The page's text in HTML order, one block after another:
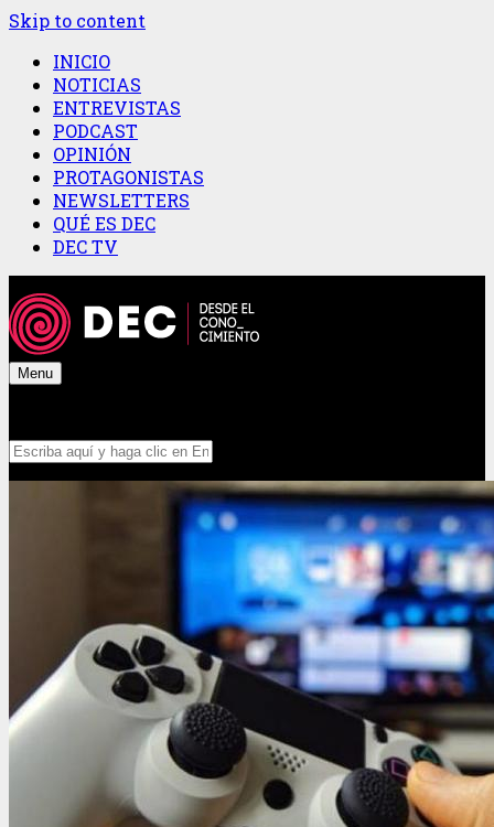
Skip to content
INICIO
NOTICIAS
ENTREVISTAS
PODCAST
OPINIÓN
PROTAGONISTAS
NEWSLETTERS
QUÉ ES DEC
DEC TV
Menu